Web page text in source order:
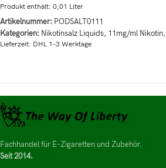
Produkt enthält: 0,01 Liter
Artikelnummer: PODSALT0111
Kategorien: Nikotinsalz Liquids, 11mg/ml Nikotin,
Lieferzeit: DHL 1-3 Werktage
Fachhandel für E-Zigaretten und Zubehör.
Seit 2014.